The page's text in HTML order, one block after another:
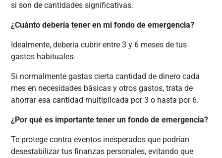
si son de cantidades significativas.
¿Cuánto debería tener en mi fondo de emergencia?
Idealmente, debería cubrir entre 3 y 6 meses de tus
gastos habituales.
Si normalmente gastas cierta cantidad de dinero cada
mes en necesidades básicas y otros gastos, trata de
ahorrar esa cantidad multiplicada por 3 o hasta por 6.
¿Por qué es importante tener un fondo de emergencia?
Te protege contra eventos inesperados que podrían
desestabilizar tus finanzas personales, evitando que